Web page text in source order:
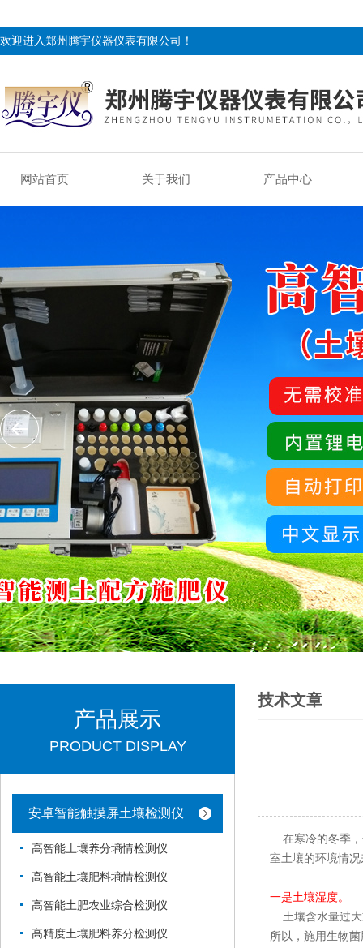
欢迎进入郑州腾宇仪器仪表有限公司！
网站首页 关于我们 产品中心
产品展示
PRODUCT DISPLAY
安卓智能触摸屏土壤检测仪
高智能土壤养分墒情检测仪
高智能土壤肥料墒情检测仪
高智能土肥农业综合检测仪
高精度土壤肥料养分检测仪
技术文章
在寒冷的冬季，
室土壤的环境情
一是土壤湿度。
土壤含水量过大
所以，施用生物